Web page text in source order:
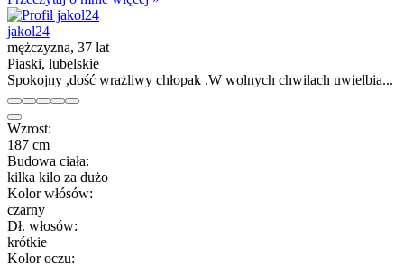
jakol24
mężczyzna, 37 lat
Piaski, lubelskie
Spokojny ,dość wrażliwy chłopak .W wolnych chwilach uwielbia...
Wzrost:
187 cm
Budowa ciała:
kilka kilo za dużo
Kolor włósów:
czarny
Dł. włosów:
krótkie
Kolor oczu: